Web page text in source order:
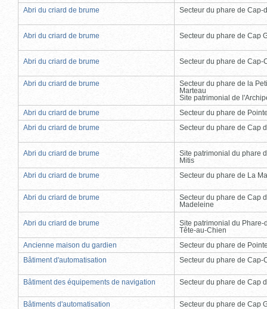
Abri du criard de brume
Secteur du phare de Cap-
Abri du criard de brume Secteur du phare de Cap
Abri du criard de brume Secteur du phare de Cap-
Abri du criard de brume
Secteur du phare de la
Marteau
Site patrimonial de
Abri du criard de brume
Secteur du phare de
Abri du criard de brume
Secteur du phare de Cap
Abri du criard de brume
Site patrimonial du phare
Mitis
Abri du criard de brume
Secteur du phare de La
Abri du criard de brume
Secteur du phare de Cap
Madeleine
Abri du criard de brume
Site patrimonial du Phare-
Tête-au-Chien
Ancienne maison du gardien
Secteur du phare de
Bâtiment d'automatisation
Secteur du phare de Cap-
Bâtiment des équipements de navigation Secteur du phare de Cap
Bâtiments d'automatisation Secteur du phare de Cap